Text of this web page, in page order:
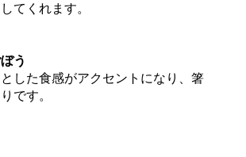
てくれます。
う
した食感がアクセントになり、箸
です。